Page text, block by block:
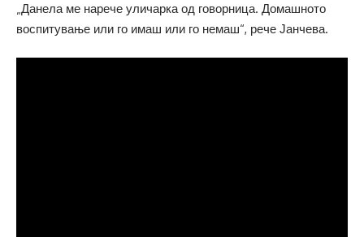
„Данела ме нарече уличарка од говорница. Домашното
воспитување или го имаш или го немаш“, рече Јанчева.